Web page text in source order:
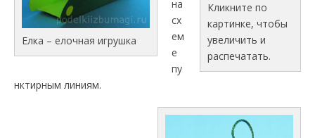
Елка – елочная игрушка
Кликните по
картинке, чтобы
увеличить и
распечатать.
на
сх
ем
е
пу
нктирным линиям.